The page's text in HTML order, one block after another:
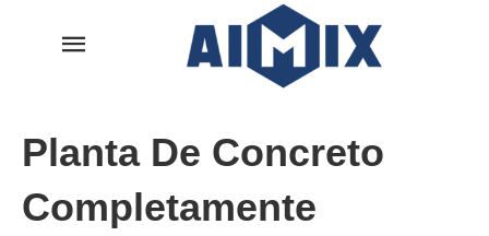
Planta De Concreto
Completamente